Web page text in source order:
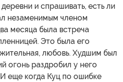
и спрашивать, есть ли
незаменимым членом
месяца была встреча
Это была его
любовь. Худшим был
огонь раздробил у него
еще когда Куц по ошибке